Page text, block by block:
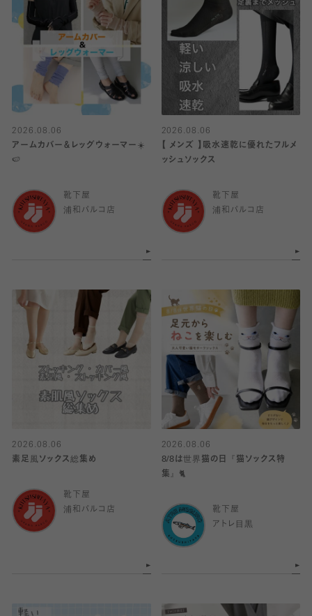
2026.08.06
アームカバー＆レッグウォーマー☀️
🍉
靴下屋
浦和パルコ店
2026.08.06
【 メンズ 】吸水速乾に優れたフルメ
ッシュソックス
靴下屋
浦和パルコ店
2026.08.06
素足風ソックス総集め
靴下屋
浦和パルコ店
2026.08.06
8/8は世界猫の日『猫ソックス特
集』🐈
靴下屋
アトレ目黒